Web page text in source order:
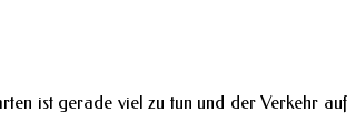
ist gerade viel zu tun und der Verkehr auf